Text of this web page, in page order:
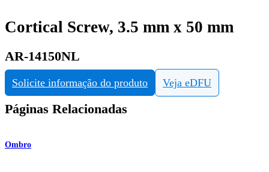
Cortical Screw, 3.5 mm x 50 mm
AR-14150NL
Solicite informação do produto Veja eDFU
Páginas Relacionadas
Ombro